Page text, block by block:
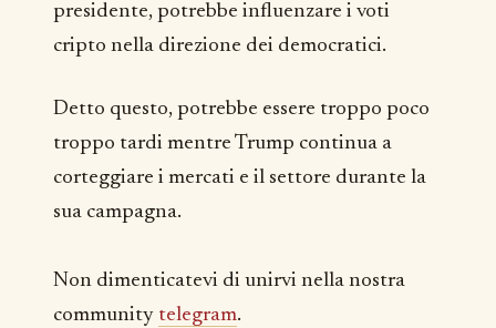
presidente, potrebbe influenzare i voti
cripto nella direzione dei democratici.
Detto questo, potrebbe essere troppo poco
troppo tardi mentre Trump continua a
corteggiare i mercati e il settore durante la
sua campagna.
Non dimenticatevi di unirvi nella nostra
community telegram.